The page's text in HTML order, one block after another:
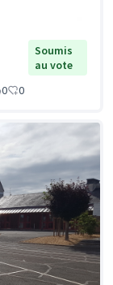
Soumis
au vote
0 0